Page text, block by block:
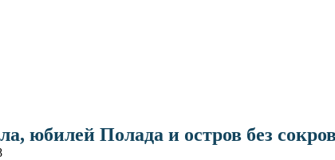
юбилей Полада и остров без